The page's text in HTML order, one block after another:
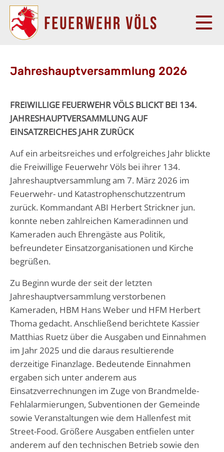
Jahreshauptversammlung 2026
FREIWILLIGE FEUERWEHR VÖLS BLICKT BEI 134.
JAHRESHAUPTVERSAMMLUNG AUF
EINSATZREICHES JAHR ZURÜCK
Auf ein arbeitsreiches und erfolgreiches Jahr blickte
die Freiwillige Feuerwehr Völs bei ihrer 134.
Jahreshauptversammlung am 7. März 2026 im
Feuerwehr- und Katastrophenschutzzentrum
zurück. Kommandant ABI Herbert Strickner jun.
konnte neben zahlreichen Kameradinnen und
Kameraden auch Ehrengäste aus Politik,
befreundeter Einsatzorganisationen und Kirche
begrüßen.
Zu Beginn wurde der seit der letzten
Jahreshauptversammlung verstorbenen
Kameraden, HBM Hans Weber und HFM Herbert
Thoma gedacht. Anschließend berichtete Kassier
Matthias Ruetz über die Ausgaben und Einnahmen
im Jahr 2025 und die daraus resultierende
derzeitige Finanzlage. Bedeutende Einnahmen
ergaben sich unter anderem aus
Einsatzverrechnungen im Zuge von Brandmelde-
Fehlalarmierungen, Subventionen der Gemeinde
sowie Veranstaltungen wie dem Hallenfest mit
Street-Food. Größere Ausgaben entfielen unter
anderem auf den technischen Betrieb sowie den